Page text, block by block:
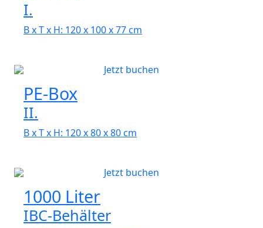
I.
B x T x H: 120 x 100 x 77 cm
Jetzt buchen
PE-Box
II.
B x T x H: 120 x 80 x 80 cm
Jetzt buchen
1000 Liter
IBC-Behälter